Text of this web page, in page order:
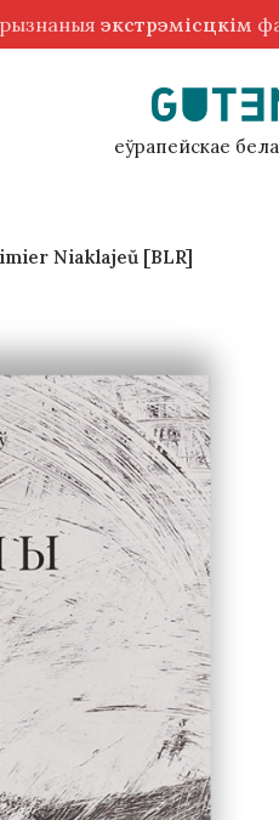
еўрапейскае
Niaklajeŭ [BLR]
экстрэмісцкім